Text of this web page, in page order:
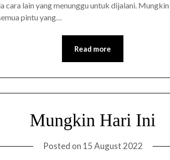
cara lain yang menunggu untuk dijalani.
pintu yang…
Read more
Mungkin Hari Ini
Posted on 15 August 2022